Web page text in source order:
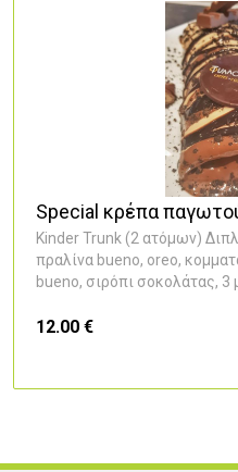
Special κρέπα
Kinder Trunk (2 ατόμων)
πραλίνα bueno, oreo,
bueno, σιρόπι σοκολάτας,
12.00 €